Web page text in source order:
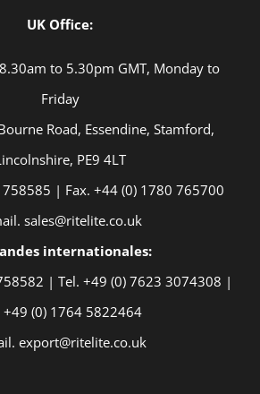
UK Office:
to 5.30pm GMT, Monday to
Friday
Road, Essendine, Stamford,
PE9 4LT
758585 | Fax. +44 (0) 1780 765700
sales@ritelite.co.uk
internationales:
| Tel. +49 (0) 7623 3074308 |
+49 (0) 1764 5822464
export@ritelite.co.uk